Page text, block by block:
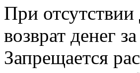
При
возврат денег
Запрещается